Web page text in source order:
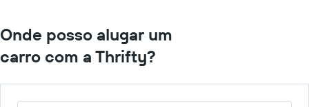
Onde posso alugar um
carro com a Thrifty?